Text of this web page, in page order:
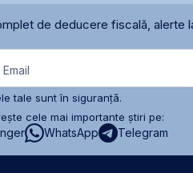
de deducere fiscală, alerte
Email
tale sunt în siguranță.
cele mai importante știri pe:
WhatsApp Telegram